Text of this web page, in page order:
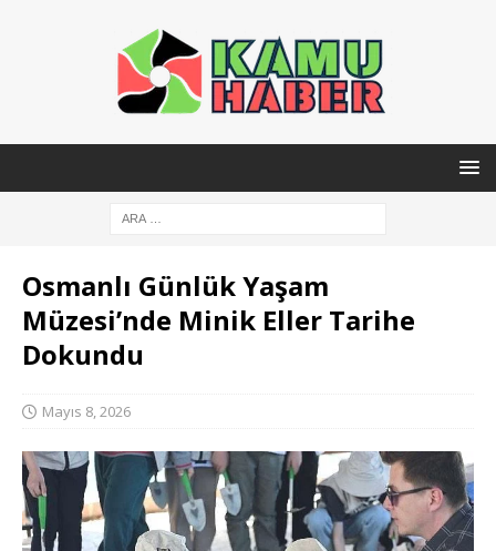
Osmanlı Günlük Yaşam
Müzesi’nde Minik Eller Tarihe
Dokundu
Mayıs 8, 2026